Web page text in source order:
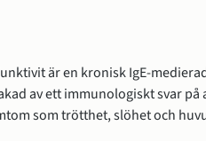
är en kronisk IgE-
av ett immunologiskt svar på
som trötthet, slöhet och